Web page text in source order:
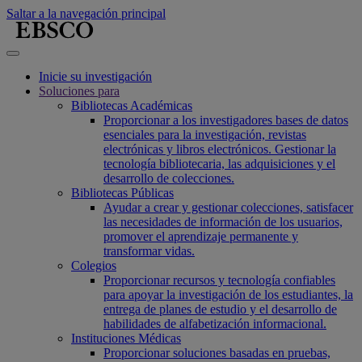
Saltar a la navegación principal
Inicie su investigación
Soluciones para
Bibliotecas Académicas
Proporcionar a los investigadores bases de datos
esenciales para la investigación, revistas
electrónicas y libros electrónicos. Gestionar la
tecnología bibliotecaria, las adquisiciones y el
desarrollo de colecciones.
Bibliotecas Públicas
Ayudar a crear y gestionar colecciones, satisfacer
las necesidades de información de los usuarios,
promover el aprendizaje permanente y
transformar vidas.
Colegios
Proporcionar recursos y tecnología confiables
para apoyar la investigación de los estudiantes, la
entrega de planes de estudio y el desarrollo de
habilidades de alfabetización informacional.
Instituciones Médicas
Proporcionar soluciones basadas en pruebas,